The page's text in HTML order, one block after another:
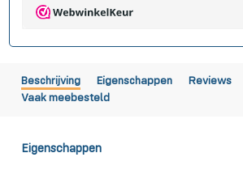
Beschrijving Eigenschappen
Reviews
Vaak meebesteld
Eigenschappen